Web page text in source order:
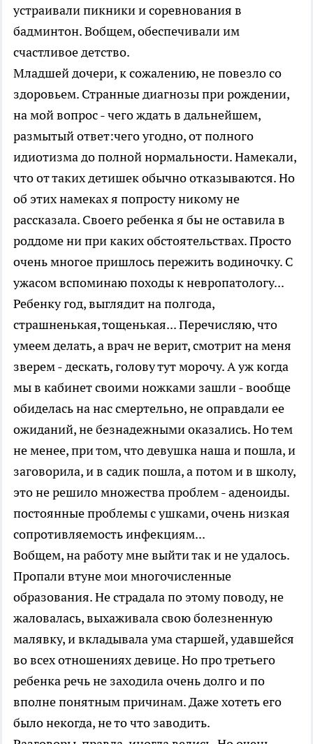
устраивали пикники и соревнования в
бадминтон. Вобщем, обеспечивали им
счастливое детство.
Младшей дочери, к сожалению, не повезло со
здоровьем. Странные диагнозы при рождении,
на мой вопрос - чего ждать в дальнейшем,
размытый ответ:чего угодно, от полного
идиотизма до полной нормальности. Намекали,
что от таких детишек обычно отказываются. Но
об этих намеках я попросту никому не
рассказала. Своего ребенка я бы не оставила в
роддоме ни при каких обстоятельствах. Просто
очень многое пришлось пережить водиночку. С
ужасом вспоминаю походы к невропатологу...
Ребенку год, выглядит на полгода,
страшненькая, тощенькая... Перечисляю, что
умеем делать, а врач не верит, смотрит на меня
зверем - дескать, голову тут морочу. А уж когда
мы в кабинет своими ножками зашли - вообще
обиделась на нас смертельно, не оправдали ее
ожиданий, не безнадежными оказались. Но тем
не менее, при том, что девушка наша и пошла, и
заговорила, и в садик пошла, а потом и в школу,
это не решило множества проблем - аденоиды.
постоянные проблемы с ушками, очень низкая
сопротивляемость инфекциям...
Вобщем, на работу мне выйти так и не удалось.
Пропали втуне мои многочисленные
образования. Не страдала по этому поводу, не
жаловалась, выхаживала свою болезненную
малявку, и вкладывала ума старшей, удавшейся
во всех отношениях девице. Но про третьего
ребенка речь не заходила очень долго и по
вполне понятным причинам. Даже хотеть его
было некогда, не то что заводить.